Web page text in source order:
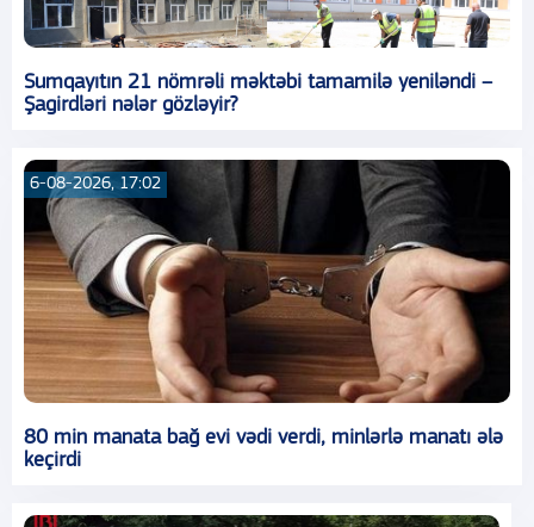
Sumqayıtın 21 nömrəli məktəbi tamamilə yeniləndi –
Şagirdləri nələr gözləyir?
6-08-2026, 17:02
80 min manata bağ evi vədi verdi, minlərlə manatı ələ
keçirdi